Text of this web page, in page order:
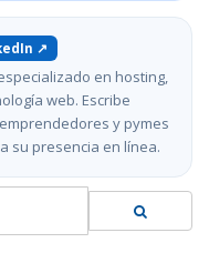
↗
en hosting,
web. Escribe
y pymes
su presencia en línea.